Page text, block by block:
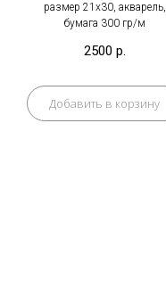
размер 21х30, акварель,
бумага 300 гр/м
2500 р.
Добавить в корзину